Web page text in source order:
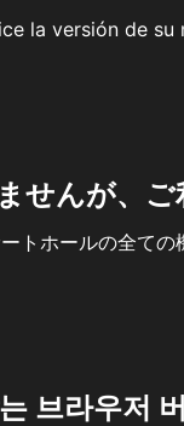
la versión de
せんが、
トホールの全ての
브라우저